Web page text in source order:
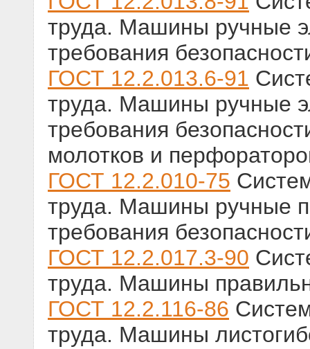
труда. Машины ручные
требования
ГОСТ 12.2.013.6-91
труда. Машины ручные
требования
молотков и
ГОСТ 12.2.010-75
труда. Машины ручные
требования
ГОСТ 12.2.017.3-90
труда. Машины
ГОСТ 12.2.116-86
труда. Машины